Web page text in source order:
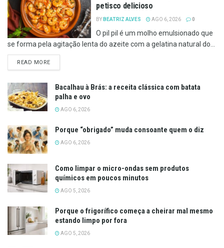
petisco delicioso
BY BEATRIZ ALVES AGO 6, 2026 0
O pil pil é um molho emulsionado que
se forma pela agitação lenta do azeite com a gelatina natural do...
READ MOREDETAILS
Bacalhau à Brás: a receita clássica com batata
palha e ovo
AGO 6, 2026
Porque “obrigado” muda consoante quem o diz
AGO 6, 2026
Como limpar o micro-ondas sem produtos
químicos em poucos minutos
AGO 5, 2026
Porque o frigorífico começa a cheirar mal mesmo
estando limpo por fora
AGO 5, 2026